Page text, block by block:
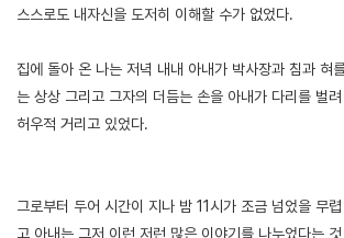
스스로도 내자신을 도저히 이해할 수가 없었다.
집에 돌아 온 나는 저녁 내내 아내가 박사장과 침과 혀
는 상상 그리고 그자의 더듬는 손을 아내가 다리를 벌
허우적 거리고 있었다.
그로부터 두어 시간이 지나 밤 11시가 조금 넘었을 무
고 아내는 그저 이런 저런 많은 이야기를 나누었다는